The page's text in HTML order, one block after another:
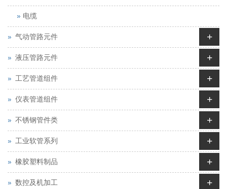
电缆
气动管路元件 +
液压管路元件 +
工艺管道组件 +
仪表管道组件 +
不锈钢管件类 +
工业软管系列 +
橡胶塑料制品 +
数控及机加工 +